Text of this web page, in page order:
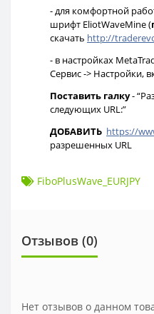
- для комфортной
шрифт EliotWaveMine (
скачать http://
- в настройках
Сервис -> Настройки,
Поставить галку-
следующих URL:”
ДОБАВИТЬ https://
разрешенных URL
FiboPlusWave_EURJPY
Отзывов (0)
Нет отзывов о данном